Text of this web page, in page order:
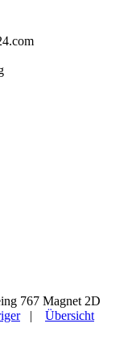
767 Magnet 2D
| Übersicht